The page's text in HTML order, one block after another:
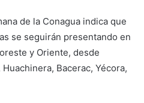
de la Conagua indica que
se seguirán presentando en
y Oriente, desde
Bacerac, Yécora,